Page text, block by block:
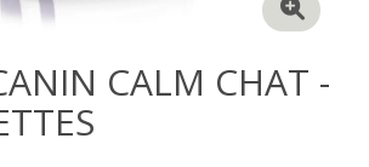
CALM CHAT -